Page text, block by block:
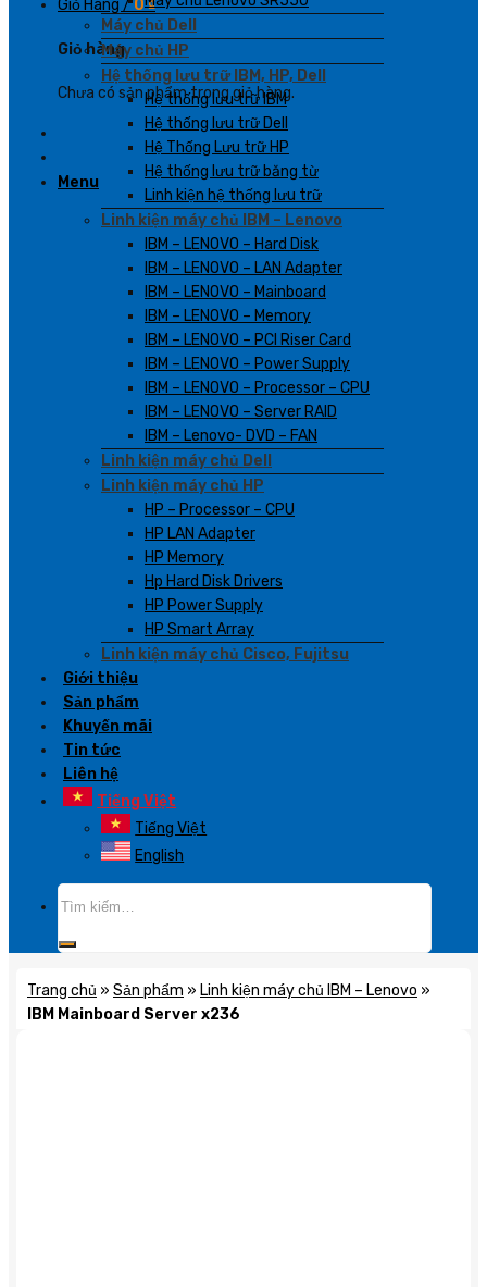
Giỏ Hàng /0₫
Giỏ hàng
Chưa có sản phẩm trong giỏ hàng.
Menu
Máy chủ Dell
Máy chủ HP
Hệ thống lưu trữ IBM, HP, Dell
Hệ thống lưu trữ IBM
Hệ thống lưu trữ Dell
Hệ Thống Lưu trữ HP
Hệ thống lưu trữ băng từ
Linh kiện hệ thống lưu trữ
Linh kiện máy chủ IBM – Lenovo
IBM – LENOVO – Hard Disk
IBM – LENOVO – LAN Adapter
IBM – LENOVO – Mainboard
IBM – LENOVO – Memory
IBM – LENOVO – PCI Riser Card
IBM – LENOVO – Power Supply
IBM – LENOVO – Processor – CPU
IBM – LENOVO – Server RAID
IBM – Lenovo- DVD – FAN
Linh kiện máy chủ Dell
Linh kiện máy chủ HP
HP – Processor – CPU
HP LAN Adapter
HP Memory
Hp Hard Disk Drivers
HP Power Supply
HP Smart Array
Linh kiện máy chủ Cisco, Fujitsu
Giới thiệu
Sản phẩm
Khuyến mãi
Tin tức
Liên hệ
Tiếng Việt
Tiếng Việt
English
Trang chủ » Sản phẩm » Linh kiện máy chủ IBM – Lenovo »
IBM Mainboard Server x236